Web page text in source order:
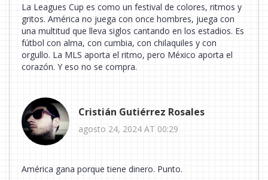
La Leagues Cup es como un festival de colores, ritmos y
gritos. América no juega con once hombres, juega con
una multitud que lleva siglos cantando en los estadios. Es
fútbol con alma, con cumbia, con chilaquiles y con
orgullo. La MLS aporta el ritmo, pero México aporta el
corazón. Y eso no se compra.
Cristián Gutiérrez Rosales
agosto 24, 2024 AT 00:29
América gana porque tiene dinero. Punto.